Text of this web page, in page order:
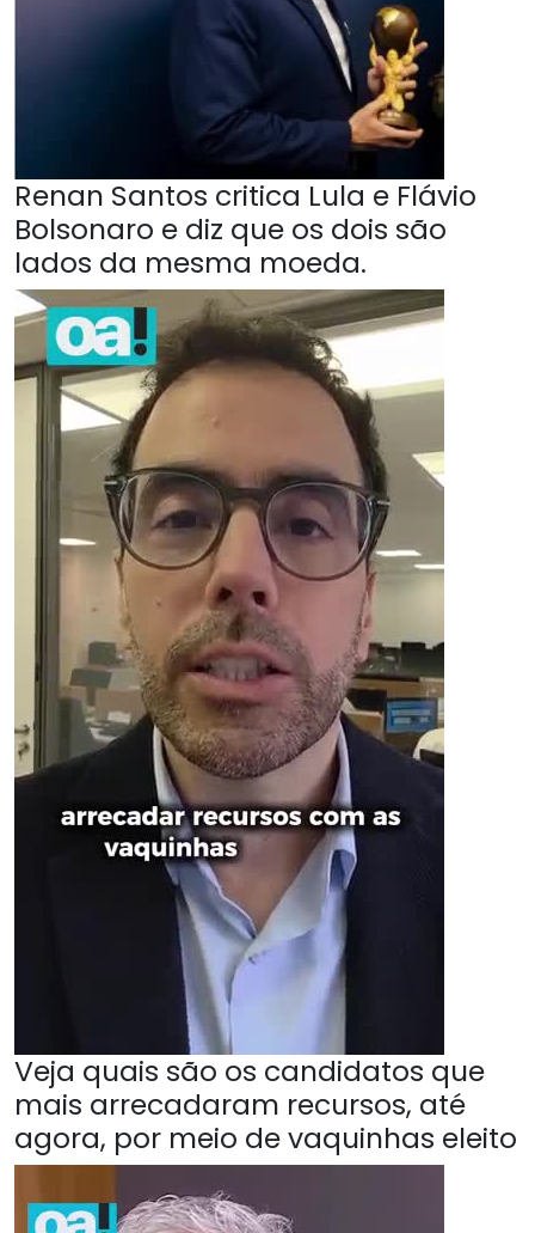
Renan Santos critica Lula e Flávio
Bolsonaro e diz que os dois são
lados da mesma moeda.
Veja quais são os candidatos que
mais arrecadaram recursos, até
agora, por meio de vaquinhas eleito